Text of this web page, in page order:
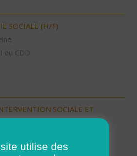
SOCIALE (H/F)
ou CDD
SOCIALE ET
ou CDDutilise des